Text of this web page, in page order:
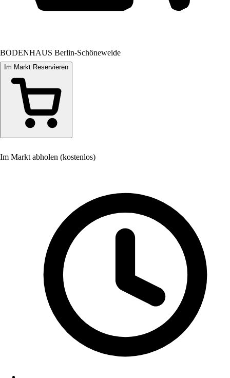
BODENHAUS Berlin-Schöneweide
Im Markt Reservieren
Im Markt abholen (kostenlos)